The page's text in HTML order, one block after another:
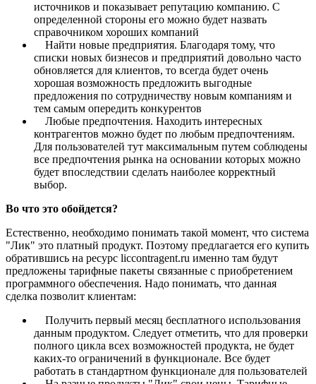
источников и показывает репутацию компанию. С
определенной стороны его можно будет назвать
справочником хороших компаний
Найти новые предприятия. Благодаря тому, что
списки новых бизнесов и предприятий довольно часто
обновляется для клиентов, то всегда будет очень
хорошая возможность предложить выгодные
предложения по сотрудничеству новым компаниям и
тем самым опередить конкурентов
Любые предпочтения. Находить интересных
контрагентов можно будет по любым предпочтениям.
Для пользователей тут максимальным путем соблюдены
все предпочтения рынка на основании которых можно
будет впоследствии сделать наиболее корректный
выбор.
Во что это обойдется?
Естественно, необходимо понимать такой момент, что система
"Лик" это платный продукт. Поэтому предлагается его купить
обратившись на ресурс liccontragent.ru именно там будут
предложены тарифные пакеты связанные с приобретением
программного обеспечения. Надо понимать, что данная
сделка позволит клиентам:
Получить первый месяц бесплатного использования
данным продуктом. Следует отметить, что для проверки
полного цикла всех возможностей продукта, не будет
каких-то ограничений в функционале. Все будет
работать в стандартном функционале для пользователей